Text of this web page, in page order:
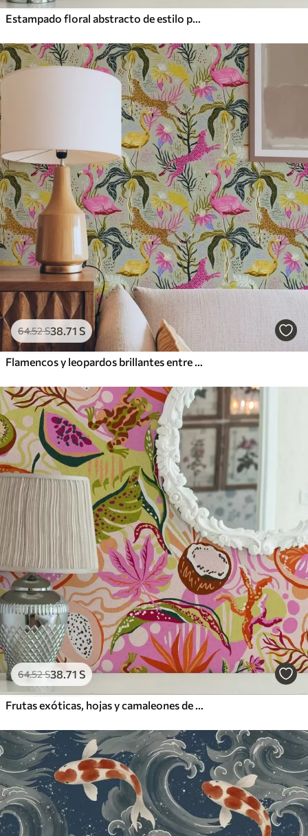
Estampado floral abstracto de estilo pop art
64.52S38.71 S
Flamencos y leopardos brillantes entre plantas tropicales
64.52S38.71 S
Frutas exóticas, hojas y camaleones de estilo tropical